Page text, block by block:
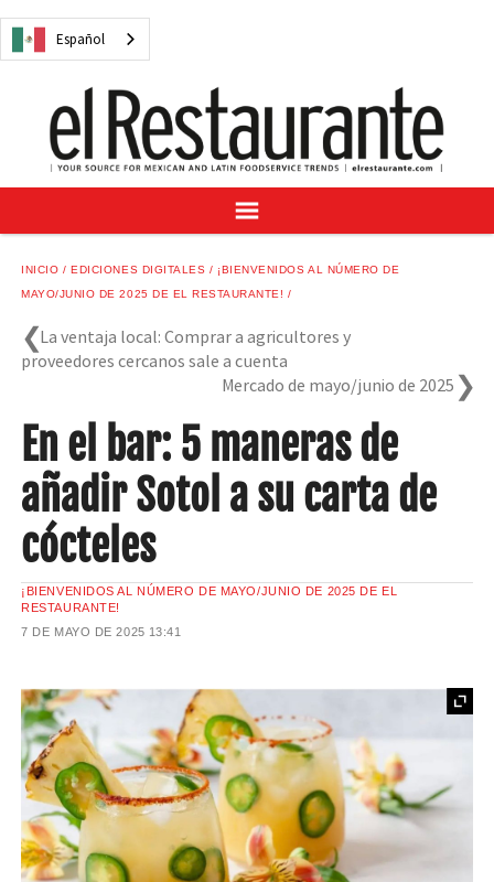
Español
NOTICIAS
RECETAS
GUÍA DEL COMPRADOR
SUSCRÍBASE A
CENTRO DE MUESTRAS
VINO/LICOR MEXICANO
Español
INICIO EDICIONES DIGITALES
¡BIENVENIDOS AL NÚMERO DE
MAYO/JUNIO DE 2025 DE EL RESTAURANTE!
La ventaja local: Comprar a agricultores y
proveedores cercanos sale a cuenta
Mercado de mayo/junio de 2025
En el bar: 5 maneras de
añadir Sotol a su carta de
cócteles
¡BIENVENIDOS AL NÚMERO DE MAYO/JUNIO DE 2025 DE EL
RESTAURANTE!
7 DE MAYO DE 2025 13:41